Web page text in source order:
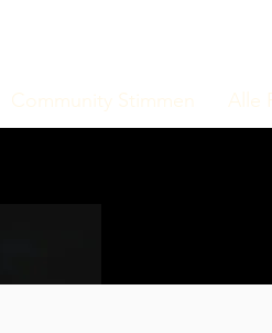
Community Stimmen Alle